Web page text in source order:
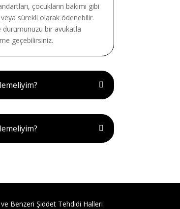
çocukların bakımı gibi
sürekli olarak ödenebilir.
durumunuzu bir avukatla
geçebilirsiniz.
Benzeri Şiddet Tehdidi Halleri